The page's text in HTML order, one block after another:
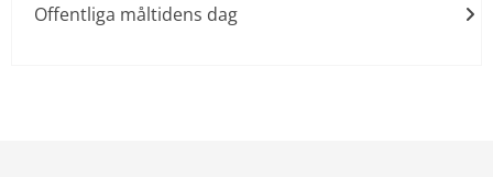
Offentliga måltidens dag